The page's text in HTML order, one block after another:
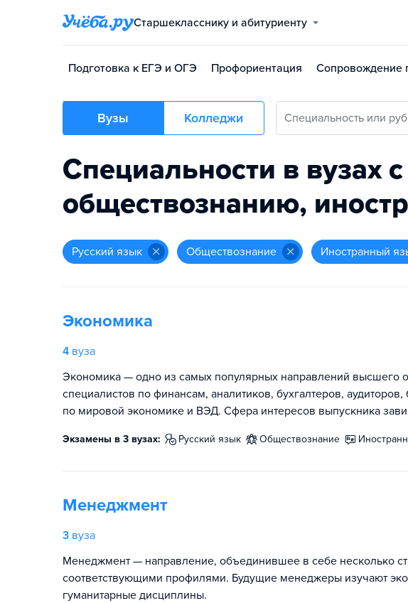
Старшекласснику и абитуриенту
Подготовка к ЕГЭ и ОГЭ Профориентация Сопровождение
Вузы Колледжи Специальность или
Специальности в вузах
обществознанию,
русский язык обществознание иностранный
Экономика
4 вуза
Экономика — одно из самых популярных направлений высшего
специалистов по финансам, аналитиков, бухгалтеров,
по мировой экономике и ВЭД. Сфера интересов выпускника
Экзамены в 3 вузах: русский язык обществознание
Менеджмент
3 вуза
Менеджмент — направление, объединившее в себе несколько
соответствующими профилями. Будущие менеджеры изучают
гуманитарные дисциплины.